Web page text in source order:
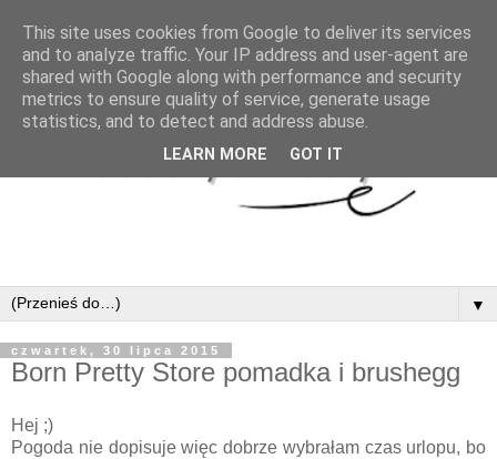
▼
czwartek, 30 lipca 2015
Born Pretty Store pomadka i brushegg
Hej ;)
Pogoda nie dopisuje więc dobrze wybrałam czas urlopu, bo
This site uses cookies from Google to deliver its services
and to analyze traffic. Your IP address and user-agent are
shared with Google along with performance and security
metrics to ensure quality of service, generate usage
statistics, and to detect and address abuse.
LEARN MORE GOT IT